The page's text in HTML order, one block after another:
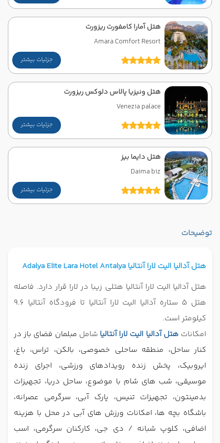
هتل آمارا کامفورت ریزورت
Amara Comfort Resort
جزئیات بیشتر
هتل ونیزیا پالاس دلوکس ریزورت
Venezia palace
جزئیات بیشتر
هتل دایما بیز
Daima biz
جزئیات بیشتر
توضیحات
هتل آدالیا الیت لارا آنتالیا Adalya Elite Lara Hotel Antalya
هتل آدالیا الیت لارا آنتالیا هتلی زیبا در لارا قرار دارد. فاصله
هتل 5 ستاره آدالیا الیت لارا آنتالیا تا فرودگاه آنتالیا 9.6
کیلومتر است.
امکانات هتل آدالیا الیت لارا آنتالیا شامل مبلمان فضای باز در
کنار ساحل، منطقه ساحلی خصوصی، بالکن، تراس، باغ،
ایروبیک، پخش زنده رویدادهای ورزشی، اجرای زنده
موسیقی، شب های شام با موضوع، ساحل دریا، تجهیزات
بدمینتون، تجهیزات تنیس، پارک آبی، سرگرمی عصرانه،
باشگاه بچه ها، امکانات ورزش های آبی در محل با هزینه
اضافی، کلوپ شبانه / دی جی، کارکنان سرگرمی، اسب